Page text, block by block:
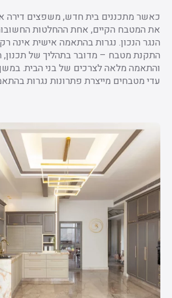
כאשר מתכננים בית חדש, משפצים דירה
את המטבח הקיים, אחת ההחלטות
הנגר הנכון. נגרות בהתאמה אישית אינה רק
התקנת מטבח – מדובר בתהליך של תכנון,
עדי מטבחים מייצרת פתרונות נגרות